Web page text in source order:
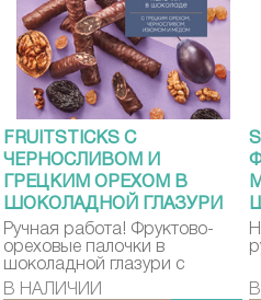
FRUITSTICKS С
ЧЕРНОСЛИВОМ И
ГРЕЦКИМ ОРЕХОМ В
ШОКОЛАДНОЙ ГЛАЗУРИ
GALAGANCHA 175Г
Ручная работа! Фруктово-
ореховые палочки в
шоколадной глазури с
медом.
В НАЛИЧИИ